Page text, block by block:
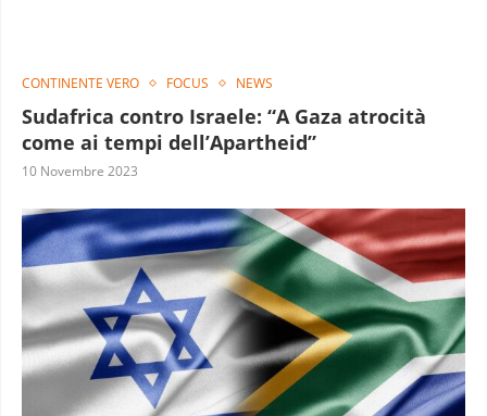
CONTINENTE VERO FOCUS NEWS
Sudafrica contro Israele: “A Gaza atrocità
come ai tempi dell’Apartheid”
10 Novembre 2023